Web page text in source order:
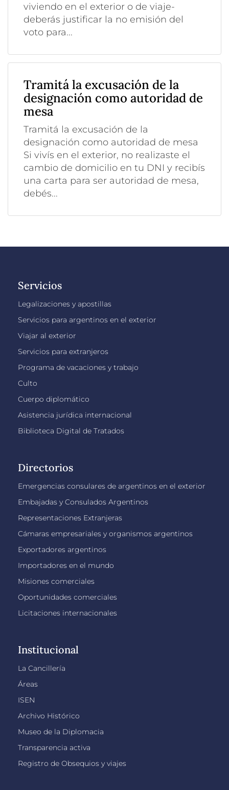
viviendo en el exterior o de viaje-
deberás justificar la no emisión del
voto para...
Tramitá la excusación de la
designación como autoridad de
mesa
Tramitá la excusación de la
designación como autoridad de mesa
Si vivís en el exterior, no realizaste el
cambio de domicilio en tu DNI y recibís
una carta para ser autoridad de mesa,
debés...
Servicios
Legalizaciones y apostillas
Servicios para argentinos en el exterior
Viajar al exterior
Servicios para extranjeros
Programa de vacaciones y trabajo
Culto
Cuerpo diplomático
Asistencia jurídica internacional
Biblioteca Digital de Tratados
Directorios
Emergencias consulares de argentinos en el exterior
Embajadas y Consulados Argentinos
Representaciones Extranjeras
Cámaras empresariales y organismos argentinos
Exportadores argentinos
Importadores en el mundo
Misiones comerciales
Oportunidades comerciales
Licitaciones internacionales
Institucional
La Cancillería
Áreas
ISEN
Archivo Histórico
Museo de la Diplomacia
Transparencia activa
Registro de Obsequios y viajes